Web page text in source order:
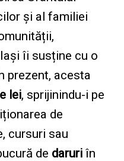
și al familiei
îi susține cu o
prezent, acesta
lei, sprijinindu-i pe
de
cursuri sau
de daruri în